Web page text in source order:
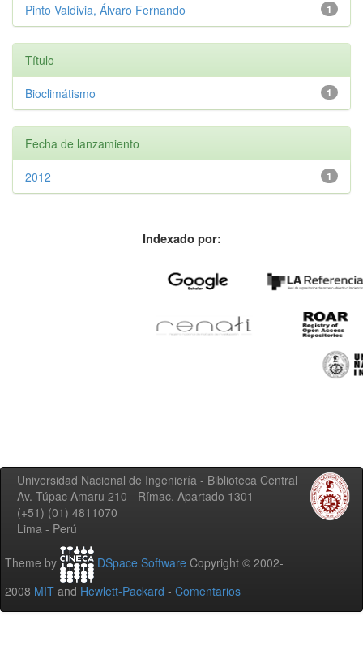
1
Pinto Valdivia, Álvaro Fernando
Título
1
Bioclimátismo
Fecha de lanzamiento
1
2012
Indexado por:
Universidad Nacional de Ingeniería - Biblioteca Central
Av. Túpac Amaru 210 - Rímac. Apartado 1301
(+51) (01) 4811070
Lima - Perú
Theme by DSpace Software Copyright © 2002-
2008 MIT and Hewlett-Packard - Comentarios